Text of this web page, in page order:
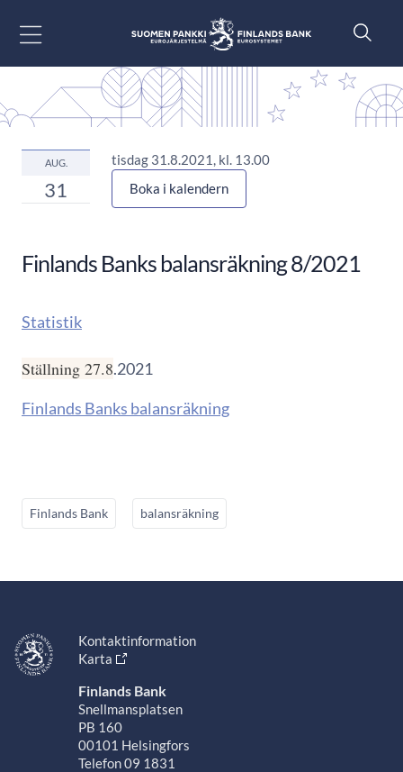
AUG.
31
tisdag 31.8.2021, kl. 13.00
Boka i kalendern
Finlands Banks balansräkning 8/2021
Statistik
Ställning 27.8.2021
Finlands Banks balansräkning
Finlands Bank balansräkning
Kontaktinformation
Karta
Finlands Bank
Snellmansplatsen
PB 160
00101 Helsingfors
Telefon 09 1831